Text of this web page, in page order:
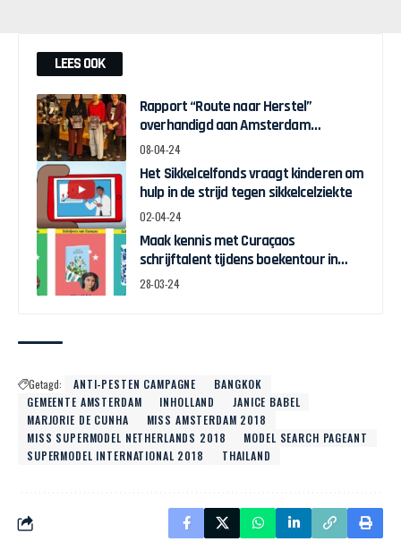
LEES OOK
Rapport “Route naar Herstel”
overhandigd aan Amsterdam
Wethouder Touria Meliani
08-04-24
Het Sikkelcelfonds vraagt kinderen om
hulp in de strijd tegen sikkelcelziekte
02-04-24
Maak kennis met Curaçaos
schrijftalent tijdens boekentour in
april
28-03-24
Getagd: ANTI-PESTEN CAMPAGNE
BANGKOK
GEMEENTE AMSTERDAM
INHOLLAND
JANICE BABEL
MARJORIE DE CUNHA
MISS AMSTERDAM 2018
MISS SUPERMODEL NETHERLANDS 2018
MODEL SEARCH PAGEANT
SUPERMODEL INTERNATIONAL 2018
THAILAND